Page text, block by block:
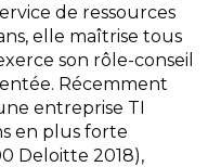
de ressources
elle maîtrise tous
son rôle-conseil
Récemment
entreprise TI
en plus forte
Deloitte 2018),